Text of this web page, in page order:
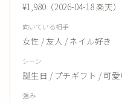
¥1,980（2026-04-18 楽天）
向いている相手
女性 / 友人 / ネイル好き
シーン
誕生日 / プチギフト / 可
強み